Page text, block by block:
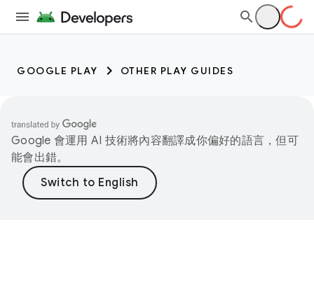
GOOGLE PLAY OTHER PLAY GUIDES
Google 會運用 AI 技術將內容翻譯成你偏好的語言，但可
能會出錯。